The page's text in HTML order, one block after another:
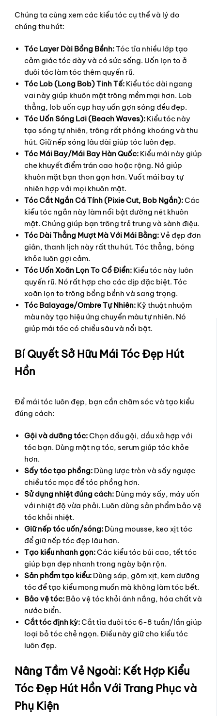
Chúng ta cùng xem các kiểu tóc cụ thể và lý do
chúng thu hút:
Tóc Layer Dài Bồng Bềnh:Tóc tỉa nhiều lớp tạo
cảm giác tóc dày và có sức sống. Uốn lọn to ở
đuôi tóc làm tóc thêm quyến rũ.
Tóc Lob (Long Bob) Tinh Tế: Kiểu tóc dài ngang
vai này giúp khuôn mặt trông mềm mại hơn. Lob
thẳng, lob uốn cụp hay uốn gợn sóng đều đẹp.
Tóc Uốn Sóng Lơi (Beach Waves): Kiểu tóc này
tạo sóng tự nhiên, trông rất phóng khoáng và thu
hút. Giữ nếp sóng lâu dài giúp tóc luôn đẹp.
Tóc Mái Bay/Mái Bay Hàn Quốc: Kiểu mái này giúp
che khuyết điểm trán cao hoặc rộng. Nó giúp
khuôn mặt bạn thon gọn hơn. Vuốt mái bay tự
nhiên hợp với mọi khuôn mặt.
Tóc Cắt Ngắn Cá Tính (Pixie Cut, Bob Ngắn):Các
kiểu tóc ngắn này làm nổi bật đường nét khuôn
mặt. Chúng giúp bạn trông trẻ trung và sành điệu.
Tóc Dài Thẳng Mượt Mà Với Mái Bằng:Vẻ đẹp đơn
giản, thanh lịch này rất thu hút. Tóc thẳng, bóng
khỏe luôn gợi cảm.
Tóc Uốn Xoăn Lọn To Cổ Điển: Kiểu tóc này luôn
quyến rũ. Nó rất hợp cho các dịp đặc biệt. Tóc
xoăn lọn to trông bồng bềnh và sang trọng.
Tóc Balayage/Ombre Tự Nhiên: Kỹ thuật nhuộm
màu này tạo hiệu ứng chuyển màu tự nhiên. Nó
giúp mái tóc có chiều sâu và nổi bật.
Bí Quyết Sở Hữu Mái Tóc Đẹp Hút
Hồn
Để mái tóc luôn đẹp, bạn cần chăm sóc và tạo kiểu
đúng cách:
Gội và dưỡng tóc:Chọn dầu gội, dầu xả hợp với
tóc bạn. Dùng mặt nạ tóc, serum giúp tóc khỏe
hơn.
Sấy tóc tạo phồng: Dùng lược tròn và sấy ngược
chiều tóc mọc để tóc phồng hơn.
Sử dụng nhiệt đúng cách: Dùng máy sấy, máy uốn
với nhiệt độ vừa phải. Luôn dùng sản phẩm bảo vệ
tóc khỏi nhiệt.
Giữ nếp tóc uốn/sóng: Dùng mousse, keo xịt tóc
để giữ nếp tóc đẹp lâu hơn.
Tạo kiểu nhanh gọn:Các kiểu tóc búi cao, tết tóc
giúp bạn đẹp nhanh trong ngày bận rộn.
Sản phẩm tạo kiểu: Dùng sáp, gôm xịt, kem dưỡng
tóc để tạo kiểu mong muốn mà không làm tóc bết.
Bảo vệ tóc: Bảo vệ tóc khỏi ánh nắng, hóa chất và
nước biển.
Cắt tóc định kỳ:Cắt tỉa đuôi tóc 6-8 tuần/lần giúp
loại bỏ tóc chẻ ngọn. Điều này giữ cho kiểu tóc
luôn đẹp.
Nâng Tầm Vẻ Ngoài: Kết Hợp Kiểu
Tóc Đẹp Hút Hồn Với Trang Phục và
Phụ Kiện